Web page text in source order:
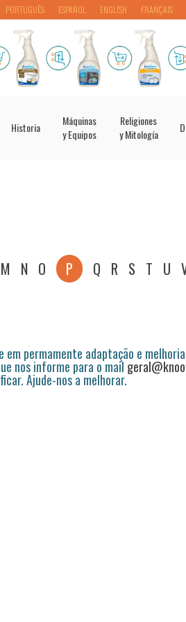
PORTUGUÊS ESPAÑOL ENGLISH FRANÇAIS
Historia
Máquinas
y Equipos
Religiones
y Mitología
M N O P Q R S T U
em permamente adaptação e
nos informe para o mail
Ajude-nos a melhorar.